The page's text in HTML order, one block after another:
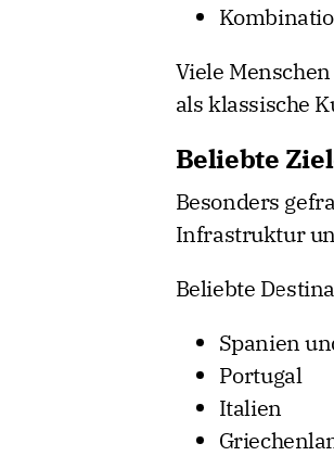
Viele
als klassische
Beliebte
Besonders
Infrastruktur
Beliebte
Spanien
Portugal
Italien